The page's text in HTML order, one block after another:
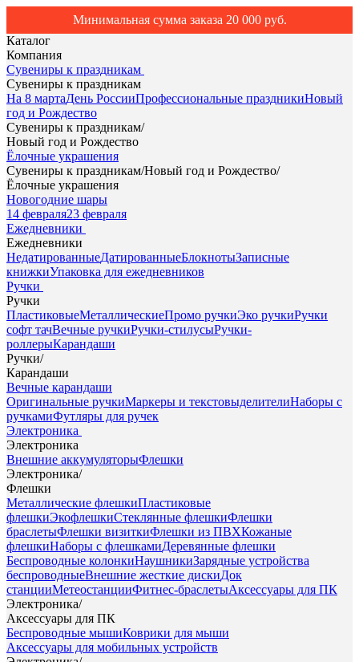
Минимальная сумма заказа 20 000 руб.
Каталог
Компания
Сувениры к праздникам
Сувениры к праздникам
На 8 мартаДень РоссииПрофессиональные праздникиНовый
год и Рождество
Сувениры к праздникам/
Новый год и Рождество
Ёлочные украшения
Сувениры к праздникам/Новый год и Рождество/
Ёлочные украшения
Новогодние шары
14 февраля23 февраля
Ежедневники
Ежедневники
НедатированныеДатированныеБлокнотыЗаписные
книжкиУпаковка для ежедневников
Ручки
Ручки
ПластиковыеМеталлическиеПромо ручкиЭко ручкиРучки
софт тачВечные ручкиРучки-стилусыРучки-
роллерыКарандаши
Ручки/
Карандаши
Вечные карандаши
Оригинальные ручкиМаркеры и текстовыделителиНаборы с
ручкамиФутляры для ручек
Электроника
Электроника
Внешние аккумуляторыФлешки
Электроника/
Флешки
Металлические флешкиПластиковые
флешкиЭкофлешкиСтеклянные флешкиФлешки
браслетыФлешки визиткиФлешки из ПВХКожаные
флешкиНаборы с флешкамиДеревянные флешки
Беспроводные колонкиНаушникиЗарядные устройства
беспроводныеВнешние жесткие дискиДок
станцииМетеостанцииФитнес-браслетыАксессуары для ПК
Электроника/
Аксессуары для ПК
Беспроводные мышиКоврики для мыши
Аксессуары для мобильных устройств